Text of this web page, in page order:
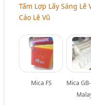
Tấm Lợp Lấy Sáng Lê
Cáo Lê Vũ
Mica FS
Mica